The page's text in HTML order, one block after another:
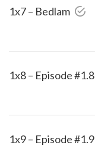
1x7 – Bedlam
1x8 – Episode #1.8
1x9 – Episode #1.9